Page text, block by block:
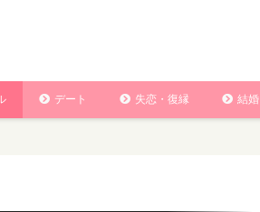
デート 失恋・復縁 結婚